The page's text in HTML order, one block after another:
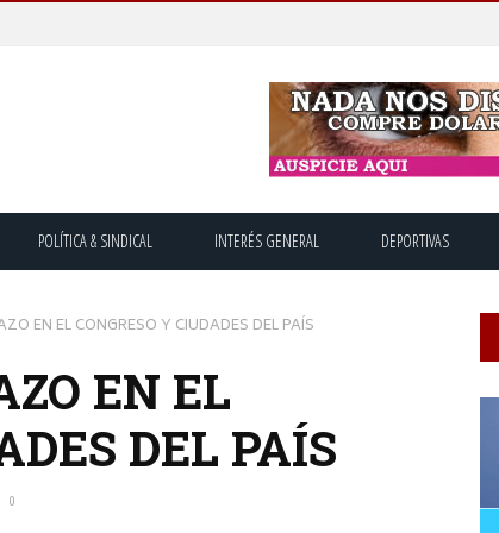
POLÍTICA & SINDICAL INTERÉS GENERAL DEPORTIVAS
EN EL CONGRESO Y CIUDADES DEL PAÍS
EN EL
DEL PAÍS
0